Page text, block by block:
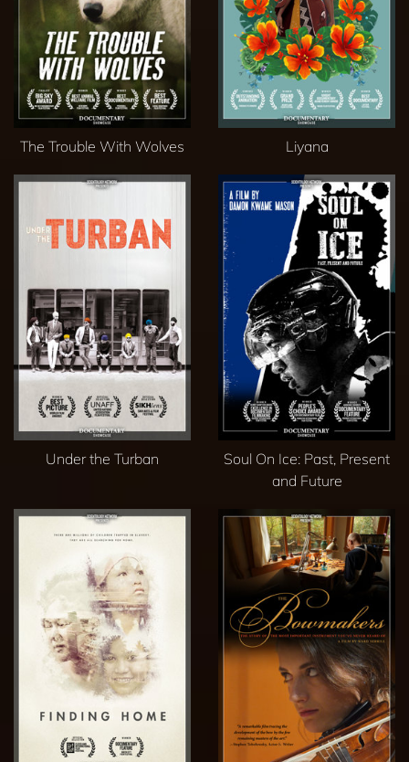
The Trouble With Wolves Liyana
Under the Turban
Soul On Ice: Past, Present
and Future